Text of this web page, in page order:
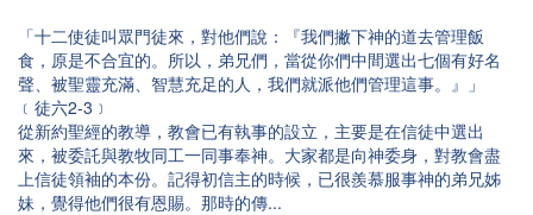
「十二使徒叫眾門徒來，對他們說：『我們撇下神的道去管理飯
食，原是不合宜的。所以，弟兄們，當從你們中間選出七個有好名
聲、被聖靈充滿、智慧充足的人，我們就派他們管理這事。』」
﹝徒六2-3﹞
從新約聖經的教導，教會已有執事的設立，主要是在信徒中選出
來，被委託與教牧同工一同事奉神。大家都是向神委身，對教會盡
上信徒領袖的本份。記得初信主的時候，已很羨慕服事神的弟兄姊
妹，覺得他們很有恩賜。那時的傳...